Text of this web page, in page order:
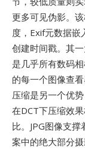
更多可见伪影。
度，Exif元数据嵌
创建时间戳。其
是几乎所有数码
的每一个图像查
压缩是另一个优
在DCT下压缩效
比。JPG图像支撑
案中的绝大部分摄